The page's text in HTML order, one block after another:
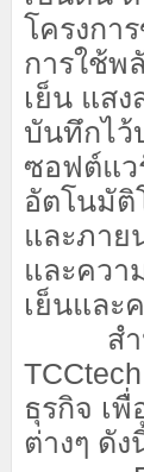
โครงกา
การใช้พ
เย็น แส
บันทึกไว้
ซอฟต์แว
อัตโนมัติ
และภาย
และควา
เย็นและ
สำหรั
ธุรกิจ เ
ต่างๆ ดัง